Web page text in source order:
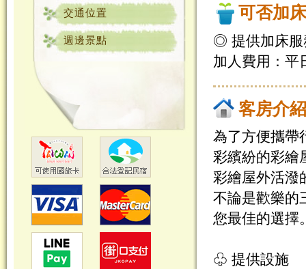
交通位置
週邊景點
可否加
◎ 提供加床服
加人費用：
客房介
為了方便攜帶
彩繽紛的彩繪
彩繪屋外活潑
不論是歡樂的
您最佳的選擇
♧ 提供設施